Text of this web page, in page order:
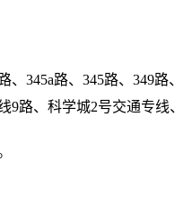
、345a路、345路、349
9路、科学城2号交通专线